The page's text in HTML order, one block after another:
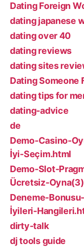
Dating Foreign
dating japanese
dating over 40
dating reviews
dating sites
Dating Someone
dating tips for
dating-advice
de
Demo-Casino-
İyi-Seçim.html
Demo-Slot-
Ücretsiz-
Deneme-
İyileri-
dirty-talk
dj tools guide